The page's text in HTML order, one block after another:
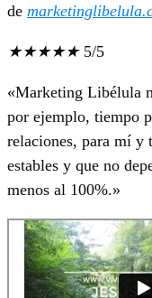
de
★★★★★ 5/5
«Marketing Libélula
por ejemplo, tiempo
relaciones, para mí y
estables y que no
menos al 100%.»